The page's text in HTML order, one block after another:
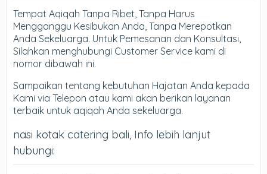
Tempat Aqiqah Tanpa Ribet, Tanpa Harus
Mengganggu Kesibukan Anda, Tanpa Merepotkan
Anda Sekeluarga. Untuk Pemesanan dan Konsultasi,
Silahkan menghubungi Customer Service kami di
nomor dibawah ini.
Sampaikan tentang kebutuhan Hajatan Anda kepada
Kami via Telepon atau kami akan berikan layanan
terbaik untuk aqiqah Anda sekeluarga.
nasi kotak catering bali, Info lebih lanjut
hubungi: